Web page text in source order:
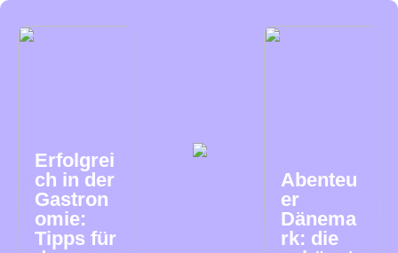
Erfolgrei
ch in der
Gastron
omie:
Tipps für
Abenteu
er
Dänema
rk: die